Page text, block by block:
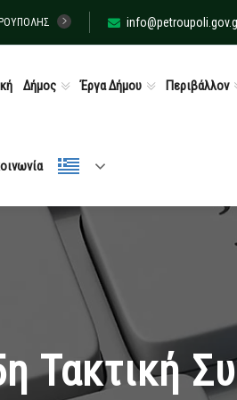
Δήμος Έργα Δήμου Περιβάλλον
Τακτική